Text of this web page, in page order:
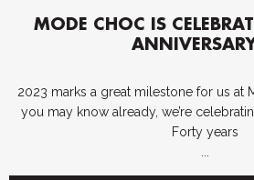
MODE CHOC IS
2023 marks a great milestone for us at
you may know already, we’re
Forty years
...